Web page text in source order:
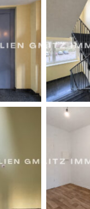
ab.
in einer gepflegten
ihre durchdachte
Überzeugen Sie sich
– wir freuen
Ihnen bei Wunsch
gern zur Seite.